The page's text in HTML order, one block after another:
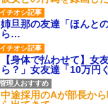
姉旦那の友達「ほんと
ら…
【身体で払わせて】
ら？」女友達「10万
中途採用のAが部長か